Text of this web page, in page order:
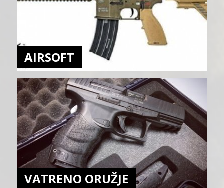
AIRSOFT
VATRENO ORUŽJE